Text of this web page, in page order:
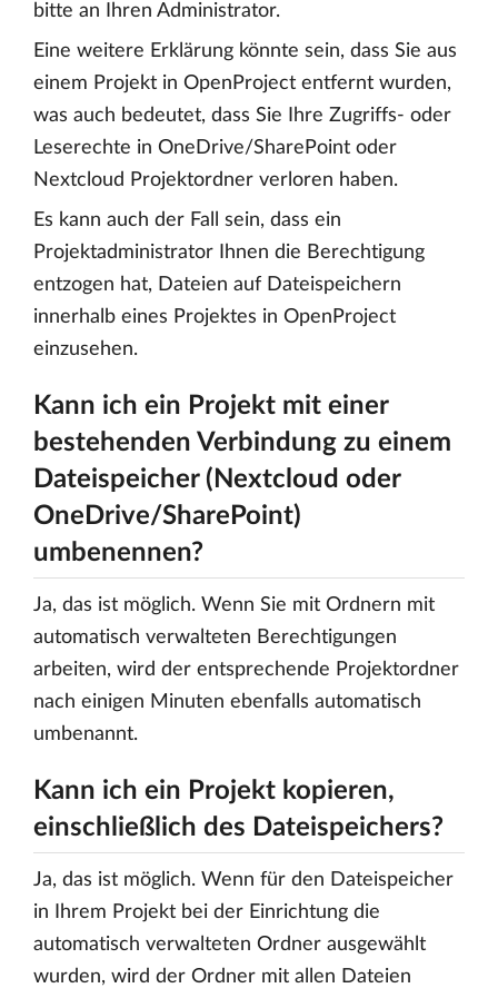
bitte an Ihren Administrator.
Eine weitere Erklärung könnte sein, dass Sie aus
einem Projekt in OpenProject entfernt wurden,
was auch bedeutet, dass Sie Ihre Zugriffs- oder
Leserechte in OneDrive/SharePoint oder
Nextcloud Projektordner verloren haben.
Es kann auch der Fall sein, dass ein
Projektadministrator Ihnen die Berechtigung
entzogen hat, Dateien auf Dateispeichern
innerhalb eines Projektes in OpenProject
einzusehen.
Kann ich ein Projekt mit einer
bestehenden Verbindung zu einem
Dateispeicher (Nextcloud oder
OneDrive/SharePoint)
umbenennen?
Ja, das ist möglich. Wenn Sie mit Ordnern mit
automatisch verwalteten Berechtigungen
arbeiten, wird der entsprechende Projektordner
nach einigen Minuten ebenfalls automatisch
umbenannt.
Kann ich ein Projekt kopieren,
einschließlich des Dateispeichers?
Ja, das ist möglich. Wenn für den Dateispeicher
in Ihrem Projekt bei der Einrichtung die
automatisch verwalteten Ordner ausgewählt
wurden, wird der Ordner mit allen Dateien